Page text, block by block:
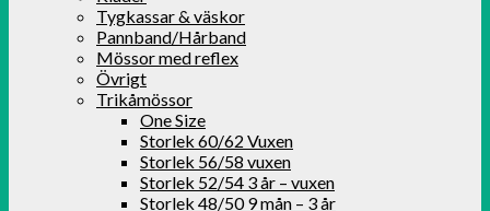
Tygkassar & väskor
Pannband/Hårband
Mössor med reflex
Övrigt
Trikåmössor
One Size
Storlek 60/62 Vuxen
Storlek 56/58 vuxen
Storlek 52/54 3 år – vuxen
Storlek 48/50 9 mån – 3 år